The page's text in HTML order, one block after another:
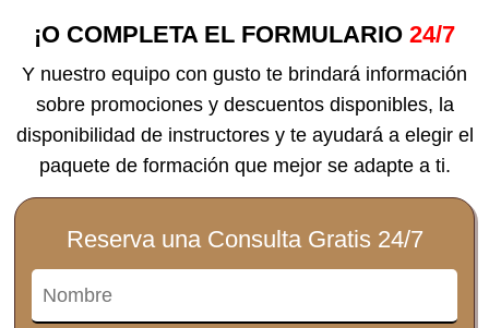
¡O COMPLETA EL FORMULARIO 24/7
Y nuestro equipo con gusto te brindará información
sobre promociones y descuentos disponibles, la
disponibilidad de instructores y te ayudará a elegir el
paquete de formación que mejor se adapte a ti.
Reserva una Consulta Gratis 24/7